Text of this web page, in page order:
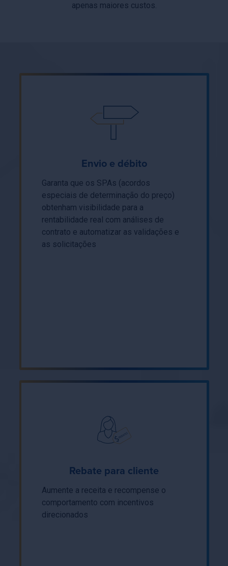
apenas maiores custos.
Envio e débito
Garanta que os SPAs (acordos
especiais de determinação do preço)
obtenham visibilidade para a
rentabilidade real com análises de
contrato e automatizar as validações e
as solicitações
Rebate para cliente
Aumente a receita e recompense o
comportamento com incentivos
direcionados